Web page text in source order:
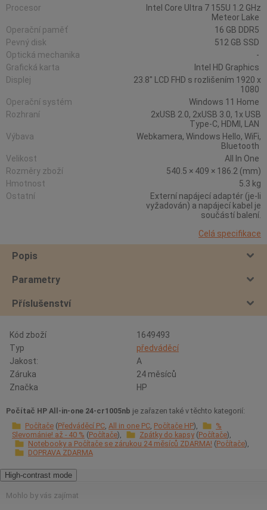
Procesor
Intel Core Ultra 7 155U 1.2 GHz
Meteor Lake
Operační paměť
16 GB DDR5
Pevný disk
512 GB SSD
Optická mechanika
-
Grafická karta
Intel HD Graphics
Displej
23.8" LCD FHD s rozlišením 1920 x
1080
Operační systém
Windows 11 Home
Rozhraní
2xUSB 2.0, 2xUSB 3.0, 1x USB
Type-C, HDMI, LAN
Výbava
Webkamera, Windows Hello, WiFi,
Bluetooth
Velikost
All In One
Rozměry zboží
540.5 × 409 × 186.2 (mm)
Hmotnost
5.3 kg
Ostatní
Externí napájecí adaptér (je-li
vyžadován) a napájecí kabel je
součástí balení.
Celá specifikace
Popis
Parametry
Příslušenství
Kód zboží
1649493
Typ
předváděcí
Jakost:
A
Záruka
24 měsíců
Značka
HP
Počítač HP All-in-one 24-cr1005nb je zařazen také v těchto kategorií:
Počítače Předváděcí PC All in one PC Počítače HP
%
Slevománie! až - 40 % Počítače Zpátky do kapsy Počítače
Notebooky a Počítače se zárukou 24 měsíců ZDARMA! Počítače
DOPRAVA ZDARMA
High-contrast mode
Mohlo by vás zajímat